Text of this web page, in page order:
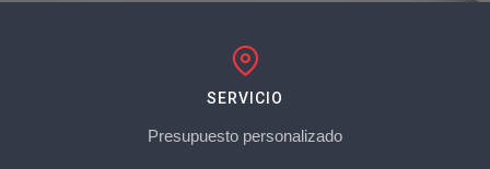
SERVICIO
Presupuesto personalizado